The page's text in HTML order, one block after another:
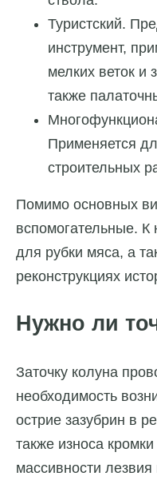
Туристский.
инструмент,
мелких веток и
также
Применяется
строительных
Помимо основных
вспомогательные. К
для рубки мяса, а
реконструкциях
Нужно ли
Заточку колуна
необходимость
острие зазубрин в
также износа
массивности лезвия